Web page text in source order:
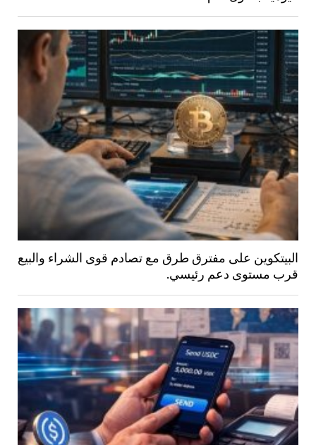
البيتكوين على مفترق طرق مع تصادم قوى الشراء والبيع
قرب مستوى دعم رئيسي.